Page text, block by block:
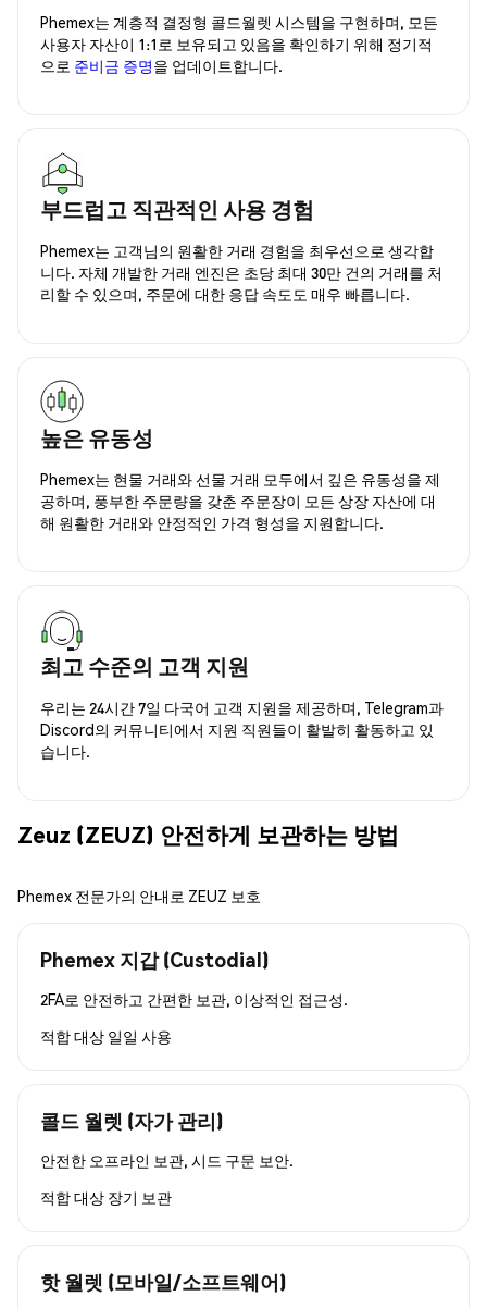
Phemex는 계층적 결정형 콜드월렛 시스템을 구현하며, 모든
사용자 자산이 1:1로 보유되고 있음을 확인하기 위해 정기적
으로 준비금 증명을 업데이트합니다.
부드럽고 직관적인 사용 경험
Phemex는 고객님의 원활한 거래 경험을 최우선으로 생각합
니다. 자체 개발한 거래 엔진은 초당 최대 30만 건의 거래를 처
리할 수 있으며, 주문에 대한 응답 속도도 매우 빠릅니다.
높은 유동성
Phemex는 현물 거래와 선물 거래 모두에서 깊은 유동성을 제
공하며, 풍부한 주문량을 갖춘 주문장이 모든 상장 자산에 대
해 원활한 거래와 안정적인 가격 형성을 지원합니다.
최고 수준의 고객 지원
우리는 24시간 7일 다국어 고객 지원을 제공하며, Telegram과
Discord의 커뮤니티에서 지원 직원들이 활발히 활동하고 있
습니다.
Zeuz (ZEUZ) 안전하게 보관하는 방법
Phemex 전문가의 안내로 ZEUZ 보호
Phemex 지갑 (Custodial)
2FA로 안전하고 간편한 보관, 이상적인 접근성.
적합 대상 일일 사용
콜드 월렛 (자가 관리)
안전한 오프라인 보관, 시드 구문 보안.
적합 대상 장기 보관
핫 월렛 (모바일/소프트웨어)